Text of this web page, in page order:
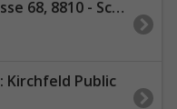
8810 - Schweiz
Kirchfeld Public